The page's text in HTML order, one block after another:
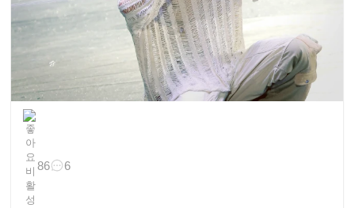
86 6